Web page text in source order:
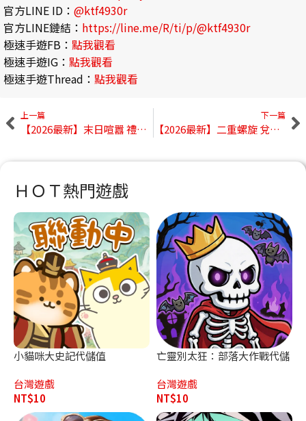
官方LINE ID： @ktf4930r
官方LINE鏈結： https://line.me/R/ti/p/@ktf4930r
極速手遊FB： 點我觀看
極速手遊IG： 點我觀看
極速手遊Thread： 點我觀看
上一篇
【2026最新】末日喧囂 禮包碼大全｜最新兌換碼、序號分享
下一篇
【2026最新】二重螺旋 兌換碼大全｜最新禮包碼、序號分享
ＨＯＴ熱門遊戲
小貓咪大史記代儲值
台灣遊戲
NT$10
亡靈別太狂：部落大作戰代儲
台灣遊戲
NT$10